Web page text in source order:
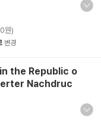
원)
변경
the Republic o
Nachdruc